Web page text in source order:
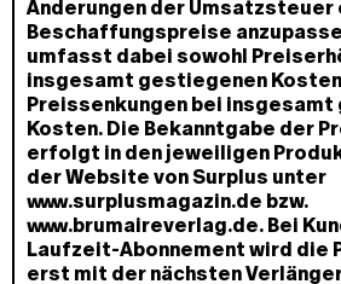
Änderungen der Umsatzsteuer
Beschaffungspreise
umfasst dabei sowohl
insgesamt gestiegenen
Preissenkungen bei insgesamt
Kosten. Die Bekanntgabe der
erfolgt in den jeweiligen
der Website von Surplus unter
www.surplusmagazin.de bzw.
www.brumaireverlag.de. Bei
Laufzeit-Abonnement wird die
erst mit der nächsten